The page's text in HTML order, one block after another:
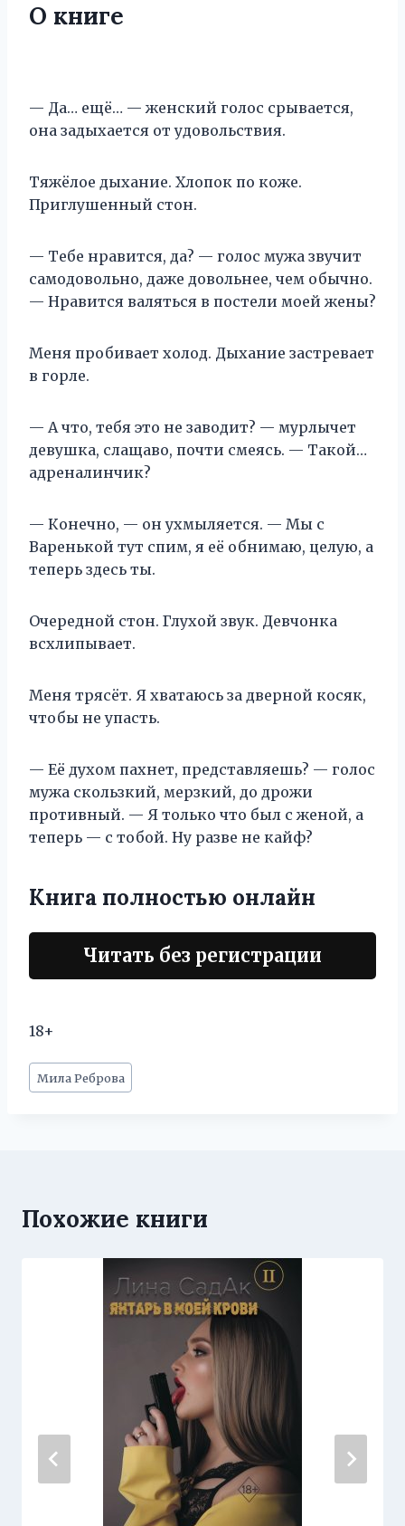
О книге
— Да… ещё… — женский голос срывается,
она задыхается от удовольствия.
Тяжёлое дыхание. Хлопок по коже.
Приглушенный стон.
— Тебе нравится, да? — голос мужа звучит
самодовольно, даже довольнее, чем обычно.
— Нравится валяться в постели моей жены?
Меня пробивает холод. Дыхание застревает
в горле.
— А что, тебя это не заводит? — мурлычет
девушка, слащаво, почти смеясь. — Такой…
адреналинчик?
— Конечно, — он ухмыляется. — Мы с
Варенькой тут спим, я её обнимаю, целую, а
теперь здесь ты.
Очередной стон. Глухой звук. Девчонка
всхлипывает.
Меня трясёт. Я хватаюсь за дверной косяк,
чтобы не упасть.
— Её духом пахнет, представляешь? — голос
мужа скользкий, мерзкий, до дрожи
противный. — Я только что был с женой, а
теперь — с тобой. Ну разве не кайф?
Книга полностью онлайн
Читать без регистрации
18+
Метки
записи:
Мила Реброва
Похожие книги